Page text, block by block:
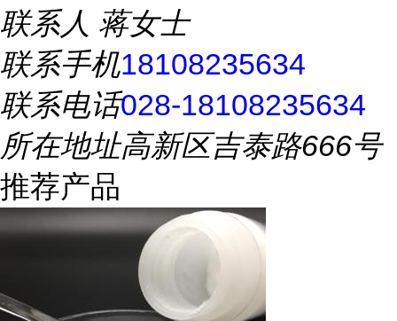
联系人 蒋女士
联系手机18108235634
联系电话028-18108235634
所在地址高新区吉泰路666号
推荐产品